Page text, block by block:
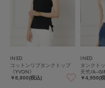
INED
コットンリブタンクトップ
《YVON》
￥8,800(税込)
INED
タンクト
天竺/A-
￥4,950(